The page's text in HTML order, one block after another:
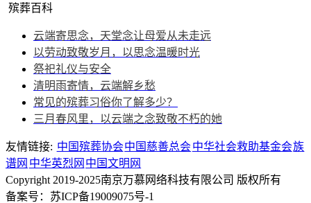
殡葬百科
云端寄思念，天堂念让母爱从未走远
以劳动致敬岁月，以思念温暖时光
祭祀礼仪与安全
清明雨寄情，云端解乡愁
常见的殡葬习俗你了解多少？
三月春风里，以云端之念致敬不朽的她
友情链接: 中国殡葬协会中国慈善总会中华社会救助基金会族
谱网 中华英烈网 中国文明网
Copyright 2019-2025南京万慕网络科技有限公司 版权所有
备案号：苏ICP备19009075号-1